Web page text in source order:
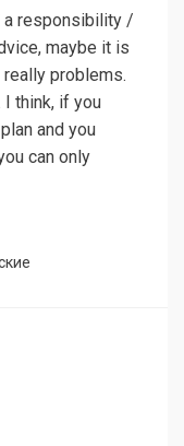
a responsibility /
maybe it is
really problems.
I think, if you
and you
can only